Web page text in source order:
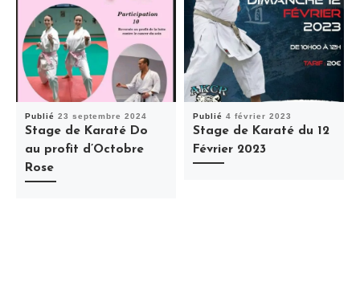
Publié23 septembre 2024
Stage de Karaté Do
au profit d’Octobre
Rose
Publié4 février 2023
Stage de Karaté du 12
Février 2023